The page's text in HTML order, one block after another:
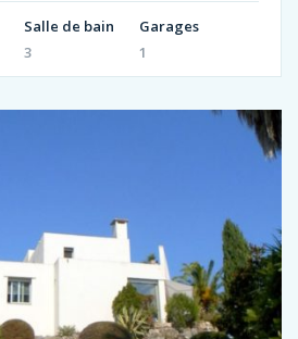
Salle de bain
3
Garages
1